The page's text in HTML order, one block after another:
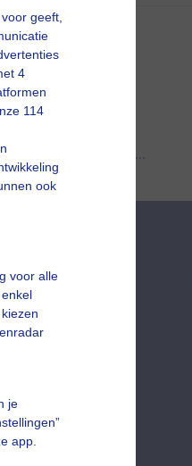
geeft,
4
114
ook
voor alle
je
app.
moment geduld aub...